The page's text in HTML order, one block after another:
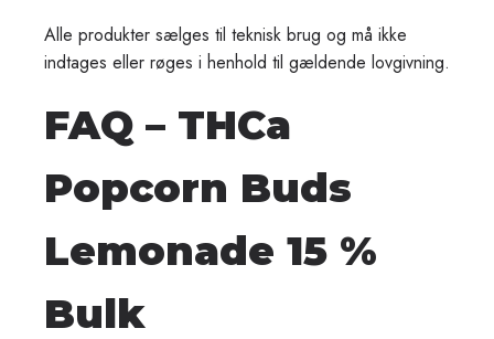
Alle produkter sælges til teknisk brug og må ikke
indtages eller røges i henhold til gældende lovgivning.
FAQ – THCa
Popcorn Buds
Lemonade 15 %
Bulk